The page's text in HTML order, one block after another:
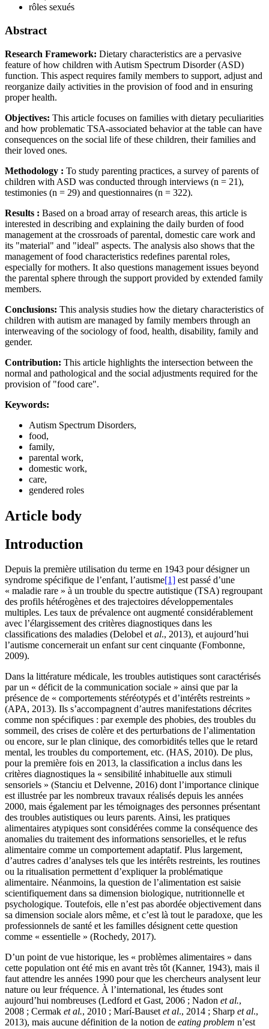
rôles sexués
Abstract
Research Framework: Dietary characteristics are a pervasive
feature of how children with Autism Spectrum Disorder (ASD)
function. This aspect requires family members to support, adjust and
reorganize daily activities in the provision of food and in ensuring
proper health.
Objectives: This article focuses on families with dietary peculiarities
and how problematic TSA-associated behavior at the table can have
consequences on the social life of these children, their families and
their loved ones.
Methodology : To study parenting practices, a survey of parents of
children with ASD was conducted through interviews (n = 21),
testimonies (n = 29) and questionnaires (n = 322).
Results : Based on a broad array of research areas, this article is
interested in describing and explaining the daily burden of food
management at the crossroads of parental, domestic care work and
its "material" and "ideal" aspects. The analysis also shows that the
management of food characteristics redefines parental roles,
especially for mothers. It also questions management issues beyond
the parental sphere through the support provided by extended family
members.
Conclusions: This analysis studies how the dietary characteristics of
children with autism are managed by family members through an
interweaving of the sociology of food, health, disability, family and
gender.
Contribution: This article highlights the intersection between the
normal and pathological and the social adjustments required for the
provision of "food care".
Keywords:
Autism Spectrum Disorders,
food,
family,
parental work,
domestic work,
care,
gendered roles
Article body
Introduction
Depuis la première utilisation du terme en 1943 pour désigner un
syndrome spécifique de l’enfant, l’autisme[1] est passé d’une
« maladie rare » à un trouble du spectre autistique (TSA) regroupant
des profils hétérogènes et des trajectoires développementales
multiples. Les taux de prévalence ont augmenté considérablement
avec l’élargissement des critères diagnostiques dans les
classifications des maladies (Delobel etal., 2013), et aujourd’hui
l’autisme concernerait un enfant sur cent cinquante (Fombonne,
2009).
Dans la littérature médicale, les troubles autistiques sont caractérisés
par un « déficit de la communication sociale » ainsi que par la
présence de « comportements stéréotypés et d’intérêts restreints »
(APA, 2013). Ils s’accompagnent d’autres manifestations décrites
comme non spécifiques : par exemple des phobies, des troubles du
sommeil, des crises de colère et des perturbations de l’alimentation
ou encore, sur le plan clinique, des comorbidités telles que le retard
mental, les troubles du comportement, etc. (HAS, 2010). De plus,
pour la première fois en 2013, la classification a inclus dans les
critères diagnostiques la « sensibilité inhabituelle aux stimuli
sensoriels » (Stanciu et Delvenne, 2016) dont l’importance clinique
est illustrée par les nombreux travaux réalisés depuis les années
2000, mais également par les témoignages des personnes présentant
des troubles autistiques ou leurs parents. Ainsi, les pratiques
alimentaires atypiques sont considérées comme la conséquence des
anomalies du traitement des informations sensorielles, et le refus
alimentaire comme un comportement adaptatif. Plus largement,
d’autres cadres d’analyses tels que les intérêts restreints, les routines
ou la ritualisation permettent d’expliquer la problématique
alimentaire. Néanmoins, la question de l’alimentation est saisie
scientifiquement dans sa dimension biologique, nutritionnelle et
psychologique. Toutefois, elle n’est pas abordée objectivement dans
sa dimension sociale alors même, et c’est là tout le paradoxe, que les
professionnels de santé et les familles désignent cette question
comme « essentielle » (Rochedy, 2017).
D’un point de vue historique, les « problèmes alimentaires » dans
cette population ont été mis en avant très tôt (Kanner, 1943), mais il
faut attendre les années 1990 pour que les chercheurs analysent leur
nature ou leur fréquence. À l’international, les études sont
aujourd’hui nombreuses (Ledford et Gast, 2006 ; Nadon et al.,
2008 ; Cermak et al., 2010 ; Marí-Bausetet al., 2014 ; Sharp et al.,
2013), mais aucune définition de la notion de eating problem n’est